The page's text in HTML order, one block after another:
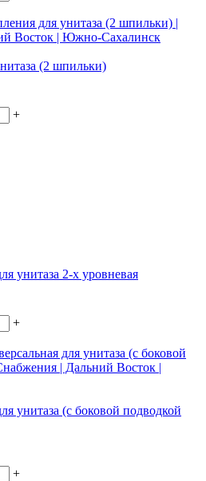
(2 шпильки)
+
унитаза 2-х уровневая
+
унитаза (с боковой подводкой
+